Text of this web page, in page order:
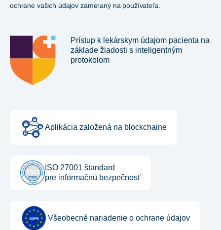
ochrane vašich údajov zameraný na používateľa.
Prístup k lekárskym údajom pacienta na
základe žiadosti s inteligentným
protokolom
Aplikácia založená na blockchaine
ISO 27001 štandard
pre informačnú bezpečnosť
Všeobecné nariadenie o ochrane údajov